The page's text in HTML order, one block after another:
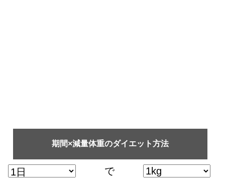
期間×減量体重のダイエット方法
で